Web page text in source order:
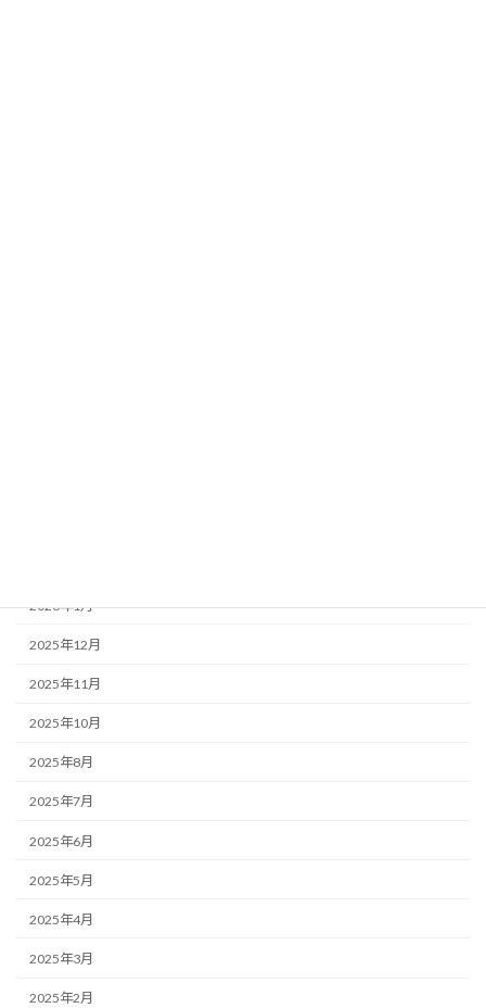
2026年1月
2025年12月
2025年11月
2025年10月
2025年8月
2025年7月
2025年6月
2025年5月
2025年4月
2025年3月
2025年2月